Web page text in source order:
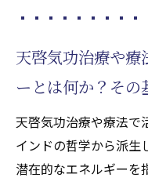
天啓気功治療や療
ーとは何か？その
天啓気功治療や療法で
インドの哲学から派生
潜在的なエネルギーを